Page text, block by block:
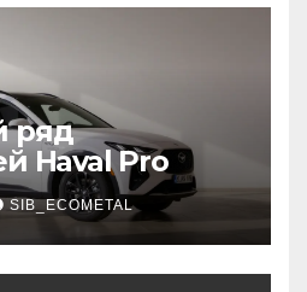
ряд
Haval Pro
SIB_ECOMETAL